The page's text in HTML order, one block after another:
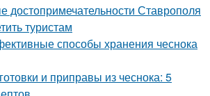
достопримечательности Ставрополя
туристам
способы хранения чеснока
и приправы из чеснока: 5